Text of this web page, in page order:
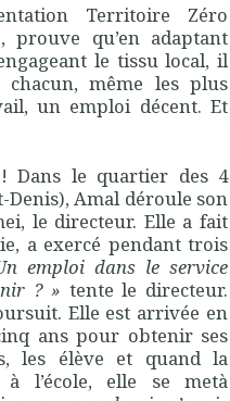
Territoire Zéro
prouve qu’en adaptant
le tissu local, il
même les plus
un emploi décent. Et
Dans le quartier des 4
Denis), Amal déroule son
le directeur. Elle a fait
a exercé pendant trois
emploi dans le service
? » tente le directeur.
Elle est arrivée en
ans pour obtenir ses
les élève et quand la
l’école, elle se metà